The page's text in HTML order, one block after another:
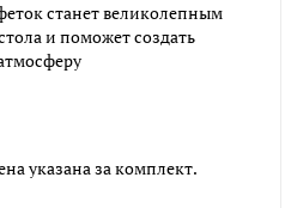
станет великолепным
и поможет создать
указана за комплект.